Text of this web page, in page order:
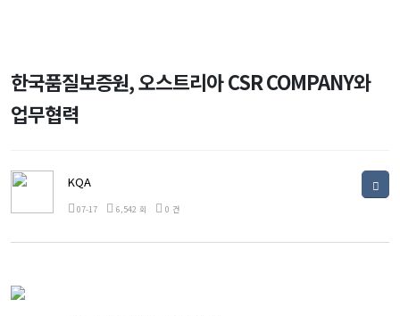
한국품질보증원, 오스트리아 CSR COMPANY와
업무협력
KQA
07-17 6,542 회 0 건